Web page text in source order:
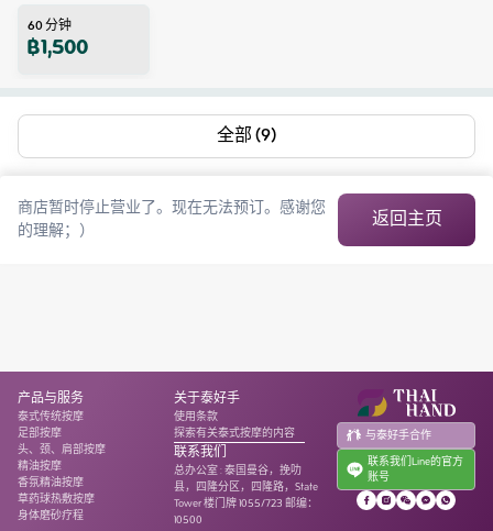
60分钟
฿1,500
全部 (9)
商店暂时停止营业了。现在无法预订。感谢您
的理解；） 返回主页
产品与服务
泰式传统按摩
足部按摩
头、颈、肩部按摩
精油按摩
香氛精油按摩
草药球热敷按摩
身体磨砂疗程
关于泰好手
使用条款
探索有关泰式按摩的内容
联系我们
总办公室:泰国曼谷，挽叻
县，四隆分区，四隆路，State
Tower 楼门牌 1055/723 邮编：
10500
与泰好手合作
联系我们Line的官方
账号